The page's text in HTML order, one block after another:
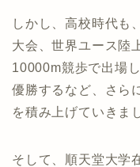
しかし、高校時代も
大会、世界ユース陸
10000m競歩で出場
優勝するなど、さら
を積み上げていきま
そして、順天堂大学